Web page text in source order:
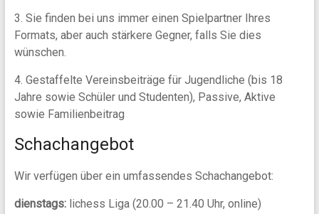
3. Sie finden bei uns immer einen Spielpartner Ihres
Formats, aber auch stärkere Gegner, falls Sie dies
wünschen.
4. Gestaffelte Vereinsbeiträge für Jugendliche (bis 18
Jahre sowie Schüler und Studenten), Passive, Aktive
sowie Familienbeitrag
Schachangebot
Wir verfügen über ein umfassendes Schachangebot:
dienstags:lichess Liga (20.00 – 21.40 Uhr, online)